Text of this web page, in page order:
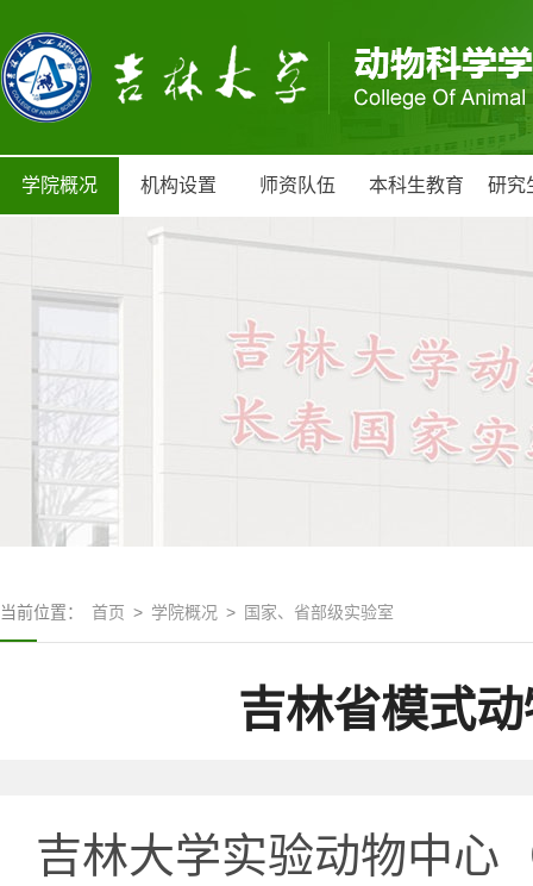
学院概况 机构设置 师资队伍 本科生教育 研究
当前位置： 首页 > 学院概况 > 国家、省部级实验室
吉林省模式
吉林大学实验动物中心